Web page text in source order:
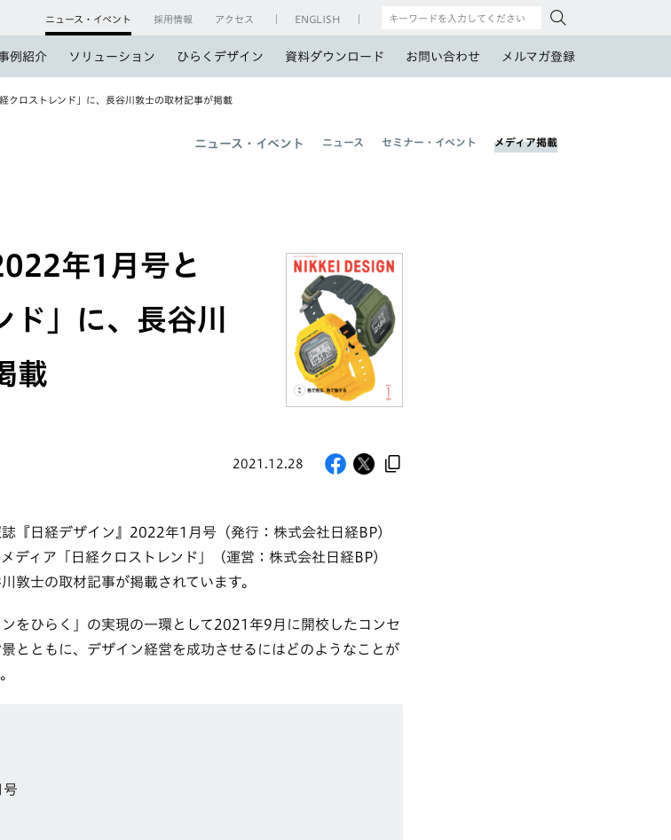
例紹介 ソリューション ひらくデザイン 資料ダウンロード お問い合わせ メルマガ登録
ニュース・イベント 採用情報 アクセス ENGLISH
クロストレンド」に、長谷川敦士の取材記事が掲載
ニュース・イベント ニュース セミナー・イベント メディア掲載
年1月号と
ド」に、長谷川
載
2021.12.28
『日経デザイン』2022年1月号（発行：株式会社日経BP）
ディア「日経クロストレンド」（運営：株式会社日経BP）
敦士の取材記事が掲載されています。
をひらく」の実現の一環として2021年9月に開校したコンセ
とともに、デザイン経営を成功させるにはどのようなことが